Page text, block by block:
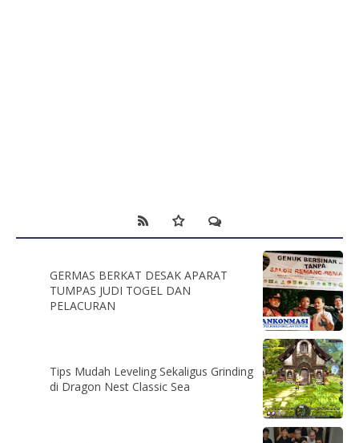
GERMAS BERKAT DESAK APARAT
TUMPAS JUDI TOGEL DAN
PELACURAN
Tips Mudah Leveling Sekaligus Grinding
di Dragon Nest Classic Sea